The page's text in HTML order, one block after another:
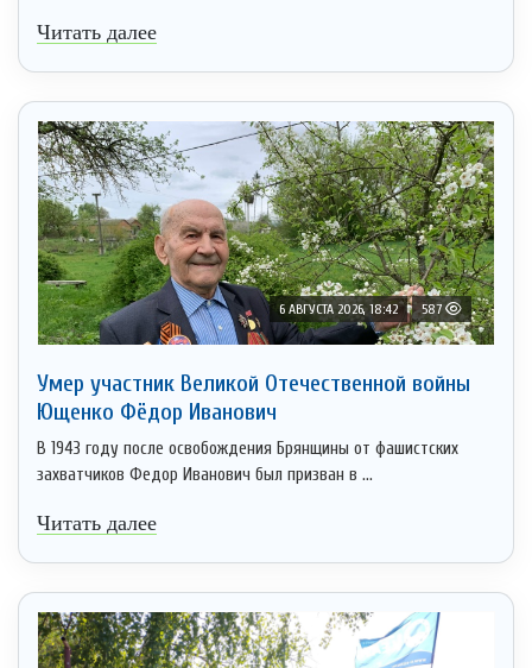
Читать далее
6 АВГУСТА 2026, 18:42 587
Умер участник Великой Отечественной войны
Ющенко Фёдор Иванович
В 1943 году после освобождения Брянщины от фашистских
захватчиков Федор Иванович был призван в ...
Читать далее